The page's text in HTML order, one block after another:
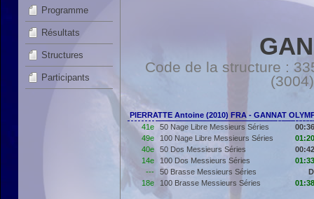
Programme
Résultats
Structures
Participants
Code de la structure :
PIERRATTE Antoine (2010) FRA - GANNAT
41e
50 Nage Libre Messieurs Séries
49e
100 Nage Libre Messieurs Séries
40e
50 Dos Messieurs Séries
14e
100 Dos Messieurs Séries
---
50 Brasse Messieurs Séries
18e
100 Brasse Messieurs Séries